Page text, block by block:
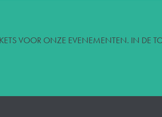
VOOR ONZE EVENEMENTEN. IN DE